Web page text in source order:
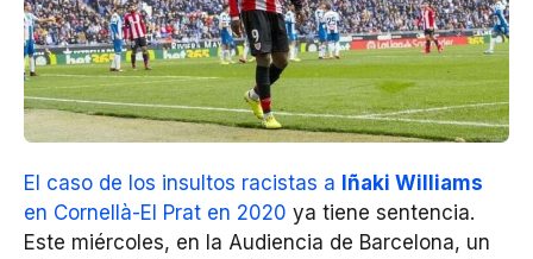
El caso de los insultos racistas a Iñaki Williams
en Cornellà-El Prat en 2020 ya tiene sentencia.
Este miércoles, en la Audiencia de Barcelona, un